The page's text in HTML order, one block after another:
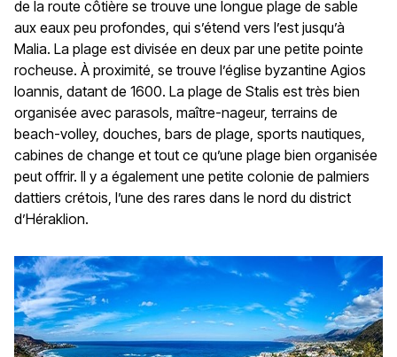
de la route côtière se trouve une longue plage de sable
aux eaux peu profondes, qui s’étend vers l’est jusqu’à
Malia. La plage est divisée en deux par une petite pointe
rocheuse. À proximité, se trouve l’église byzantine Agios
Ioannis, datant de 1600. La plage de Stalis est très bien
organisée avec parasols, maître-nageur, terrains de
beach-volley, douches, bars de plage, sports nautiques,
cabines de change et tout ce qu’une plage bien organisée
peut offrir. Il y a également une petite colonie de palmiers
dattiers crétois, l’une des rares dans le nord du district
d’Héraklion.